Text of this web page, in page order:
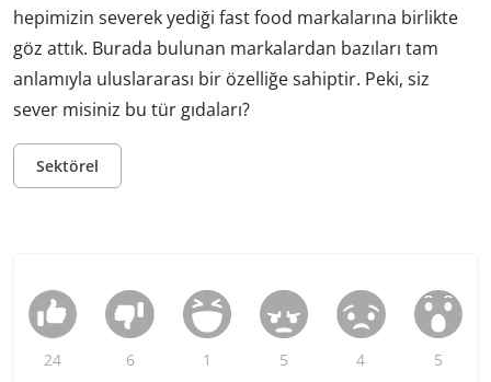
hepimizin severek yediği fast food markalarına birlikte
göz attık. Burada bulunan markalardan bazıları tam
anlamıyla uluslararası bir özelliğe sahiptir. Peki, siz
sever misiniz bu tür gıdaları?
Sektörel
24 6 1 5 4 5